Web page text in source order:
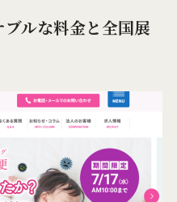
ルな料金と全国展